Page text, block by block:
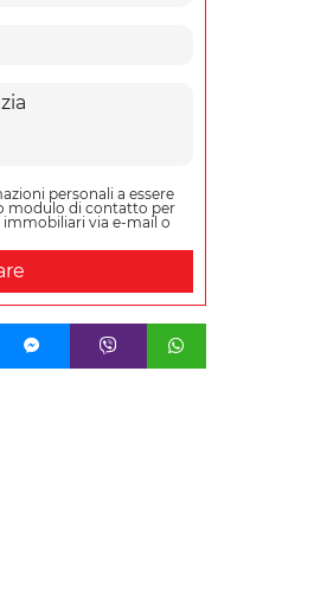
personali a essere
modulo di contatto per
via e-mail o